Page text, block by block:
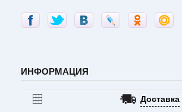
ИНФОРМАЦИЯ
Доставка